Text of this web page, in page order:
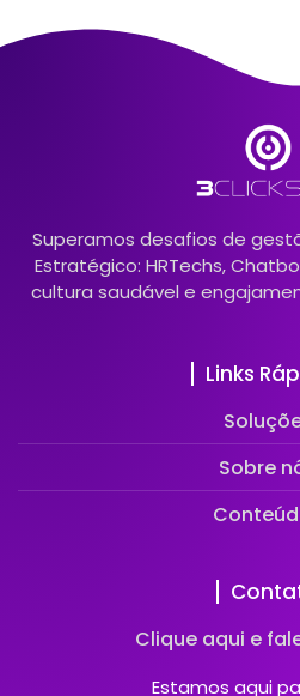
Superamos desafios de
Estratégico: HRTechs,
cultura saudável e
Links
Sobre
Clique aqui e
Estamos aqui